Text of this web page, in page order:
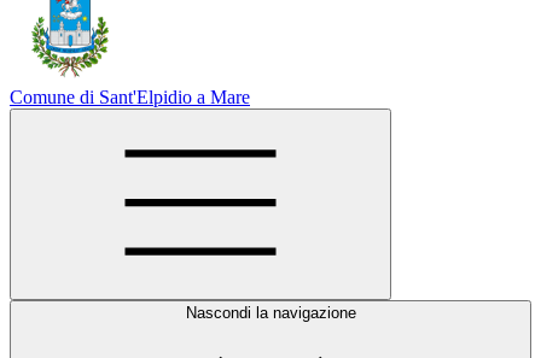
Comune di Sant'Elpidio a Mare
Nascondi la navigazione